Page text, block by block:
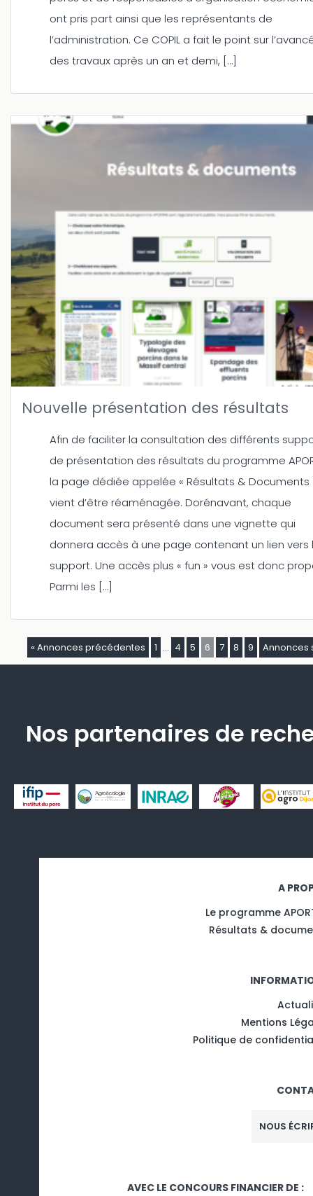
ont pris part ainsi que les représentants de
l’administration. Ce COPIL a fait le point sur
des travaux après un an et demi, […]
Nouvelle présentation des résultats
Afin de faciliter la consultation des différents
de présentation des résultats du programme
la page dédiée appelée « Résultats & Documents
vient d’être réaménagée. Dorénavant, chaque
document sera présenté dans une vignette qui
donnera accès à une page contenant un lien vers
support. Une accès plus « fun » vous est donc
Parmi les […]
« Annonces précédentes 1 … 4 5 6 7 8 9 Annonces
Nos partenaires de
A
Le programme
Résultats &
Mentions
Politique de
NOUS
AVEC LE CONCOURS FINANCIER DE :